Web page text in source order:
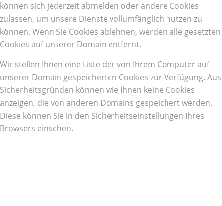
können sich jederzeit abmelden oder andere Cookies
zulassen, um unsere Dienste vollumfänglich nutzen zu
können. Wenn Sie Cookies ablehnen, werden alle gesetzten
Cookies auf unserer Domain entfernt.
Wir stellen Ihnen eine Liste der von Ihrem Computer auf
unserer Domain gespeicherten Cookies zur Verfügung. Aus
Sicherheitsgründen können wie Ihnen keine Cookies
anzeigen, die von anderen Domains gespeichert werden.
Diese können Sie in den Sicherheitseinstellungen Ihres
Browsers einsehen.